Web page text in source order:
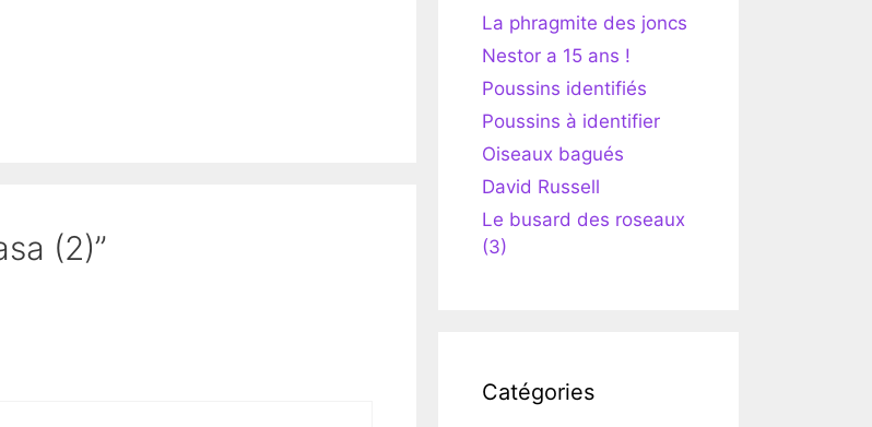
(2)”
La phragmite des joncs
Nestor a 15 ans !
Poussins identifiés
Poussins à identifier
Oiseaux bagués
David Russell
Le busard des roseaux
(3)
Catégories